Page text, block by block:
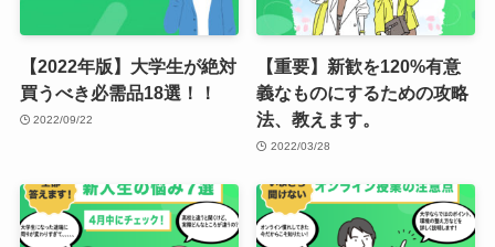
【2022年版】大学生が絶対
買うべき必需品18選！！
2022/09/22
【重要】新歓を120%有意
義なものにするための攻略
法、教えます。
2022/03/28